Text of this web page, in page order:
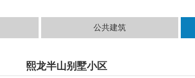
公共建筑
熙龙半山别墅小区